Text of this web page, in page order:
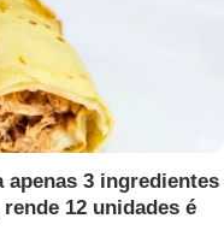
3 ingredientes
12 unidades é